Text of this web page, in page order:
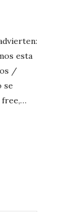
esta
/
se
free,…